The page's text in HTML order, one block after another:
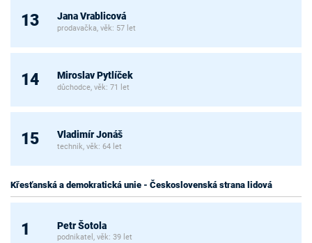
13 Jana Vrablicová
prodavačka, věk: 57 let
14 Miroslav Pytlíček
důchodce, věk: 71 let
15 Vladimír Jonáš
technik, věk: 64 let
Křesťanská a demokratická unie - Československá strana lidová
1 Petr Šotola
podnikatel, věk: 39 let